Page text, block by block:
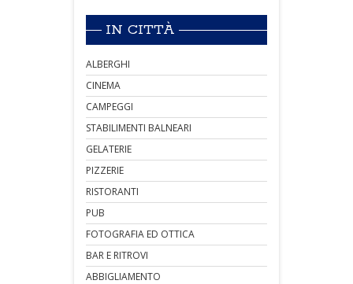
IN CITTÀ
ALBERGHI
CINEMA
CAMPEGGI
STABILIMENTI BALNEARI
GELATERIE
PIZZERIE
RISTORANTI
PUB
FOTOGRAFIA ED OTTICA
BAR E RITROVI
ABBIGLIAMENTO